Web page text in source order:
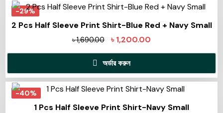
-29%
2 Pcs Half Sleeve Print Shirt-Blue Red + Navy Small
৳1,690.00 ৳1,200.00
অর্ডার করুন
-40%
1 Pcs Half Sleeve Print Shirt-Navy Small